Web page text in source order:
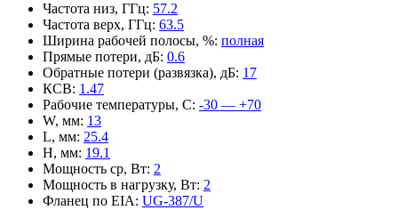
Частота низ, ГГц: 57.2
Частота верх, ГГц: 63.5
Ширина рабочей полосы, %: полная
Прямые потери, дБ: 0.6
Обратные потери (развязка), дБ: 17
КСВ: 1.47
Рабочие температуры, С: -30 — +70
W, мм: 13
L, мм: 25.4
H, мм: 19.1
Мощность ср, Вт: 2
Мощность в нагрузку, Вт: 2
Фланец по EIA: UG-387/U